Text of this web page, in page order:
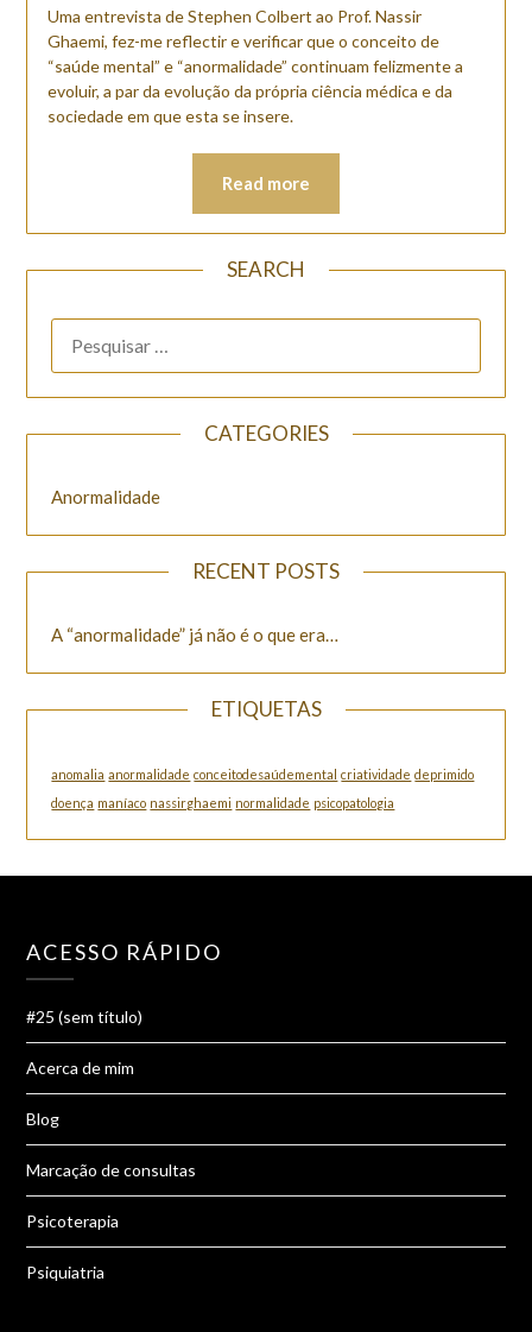
Uma entrevista de Stephen Colbert ao Prof. Nassir
Ghaemi, fez-me reflectir e verificar que o conceito de
“saúde mental” e “anormalidade” continuam felizmente a
evoluir, a par da evolução da própria ciência médica e da
sociedade em que esta se insere.
Read more
SEARCH
CATEGORIES
Anormalidade
RECENT POSTS
A “anormalidade” já não é o que era…
ETIQUETAS
anomalia anormalidade conceitodesaúdemental criatividade deprimido
doença maníaco nassirghaemi normalidade psicopatologia
ACESSO RÁPIDO
#25 (sem título)
Acerca de mim
Blog
Marcação de consultas
Psicoterapia
Psiquiatria